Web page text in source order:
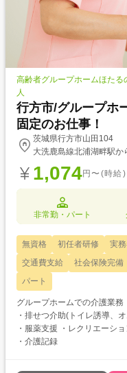
高齢者グループホームほた
人
行方市/グループホ
固定のお仕事！
茨城県行方市山田104
大洗鹿島線北浦湖畔駅か
1,074円〜(時給)
非常勤・パート
無資格 初任者研修 実
交通費支給
社会保険完備
パート
グループホームでの介護業務 ・身体介助(食事介助、歩行介助) ・入浴介助
・排せつ介助(トイレ誘導、
・服薬支援 ・レクリエーシ
・介護記録